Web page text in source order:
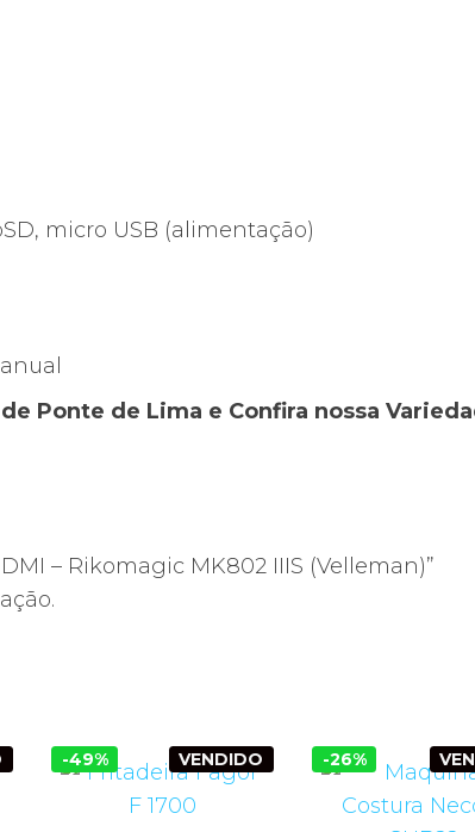
micro USB (alimentação)
Ponte de Lima e Confira nossa
– Rikomagic MK802 IIIS (Velleman)”
-49% VENDIDO -26%